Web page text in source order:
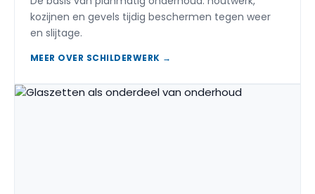
kozijnen en gevels tijdig beschermen tegen weer
en slijtage.
MEER OVER SCHILDERWERK →